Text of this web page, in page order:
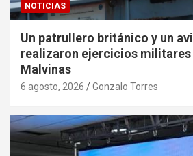
NOTICIAS
Un patrullero británico y un
realizaron ejercicios militares
Malvinas
6 agosto, 2026 Gonzalo Torres